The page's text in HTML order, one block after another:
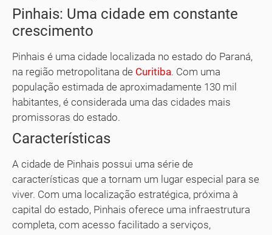
Pinhais: Uma cidade em constante
crescimento
Pinhais é uma cidade localizada no estado do Paraná,
na região metropolitana de Curitiba. Com uma
população estimada de aproximadamente 130 mil
habitantes, é considerada uma das cidades mais
promissoras do estado.
Características
A cidade de Pinhais possui uma série de
características que a tornam um lugar especial para se
viver. Com uma localização estratégica, próxima à
capital do estado, Pinhais oferece uma infraestrutura
completa, com acesso facilitado a serviços,